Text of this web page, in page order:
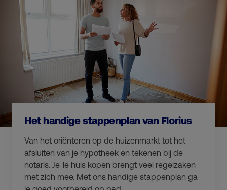
Het handige stappenplan van Florius
Van het oriënteren op de huizenmarkt tot het
afsluiten van je hypotheek en tekenen bij de
notaris. Je 1e huis kopen brengt veel regelzaken
met zich mee. Met ons handige stappenplan ga